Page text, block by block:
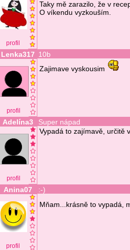
profil
Taky mě zarazilo, že v
O víkendu vyzkouším.
Lenka317 10b
profil
Zajimave vyskousim
Adelína3 Super nápad
profil
Vypadá to zajímavě, určitě
Anina07 :-)
profil
Mňam...krásně to vypadá,